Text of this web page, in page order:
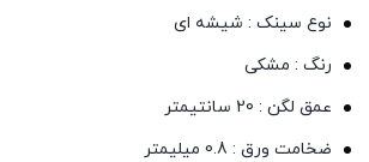
نوع سینک : شیشه ای
رنگ : مشکی
عمق لگن : 20 سانتیمتر
ضخامت ورق : 0.8 میلیمتر